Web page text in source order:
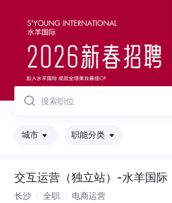
城市 职能分类
交互运营（独立站）-水羊国际
长沙 全职 电商运营